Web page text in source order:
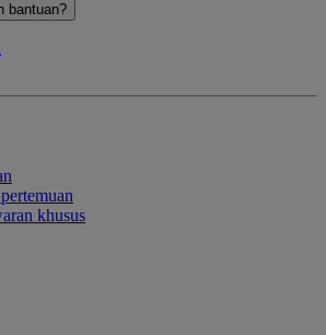
bantuan?
khusus